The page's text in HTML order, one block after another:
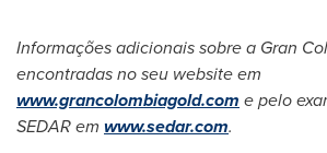
Informações adicionais sobre a Gran
encontradas no seu website em
www.grancolombiagold.com e pelo
SEDAR em www.sedar.com.